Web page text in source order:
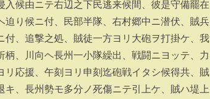
候由ニテ右辺之下民逃来候間、彼是守備罷在
り候ニ付、民部半隊、右村郷中ニ潜伏、賊兵
付、追撃之処、賊徒一方ヨリ大砲ヲ打掛ケ、我
、川向ヘ長州一小隊繰出、戦闘ニヨッテ、力
リ応援、午刻ヨリ申刻迄砲戦イタシ候得共、賊
、長州勢モ多分ノ死傷ニテ引上ケ、賊ハ堤上